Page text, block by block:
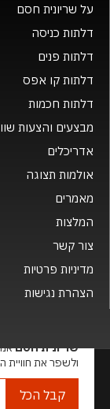
על שריונית חסם
דלתות כניסה
דלתות פנים
דלתות קו אפס
דלתות חכמות
מבצעים והצעות
אדריכלים
אולמות תצוגה
מאמרים
המלצות
צור קשר
מדיניות פרטיות
הצהרת נגישות
שמות המוצרים,
בע"מ. האתר
שריונית חסם
ולשפר את חוויית
קבל הכל